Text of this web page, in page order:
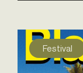
Festival